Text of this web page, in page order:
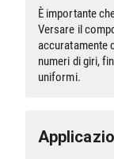
È importante
Versare il
accuratamente
numeri di giri,
uniformi.